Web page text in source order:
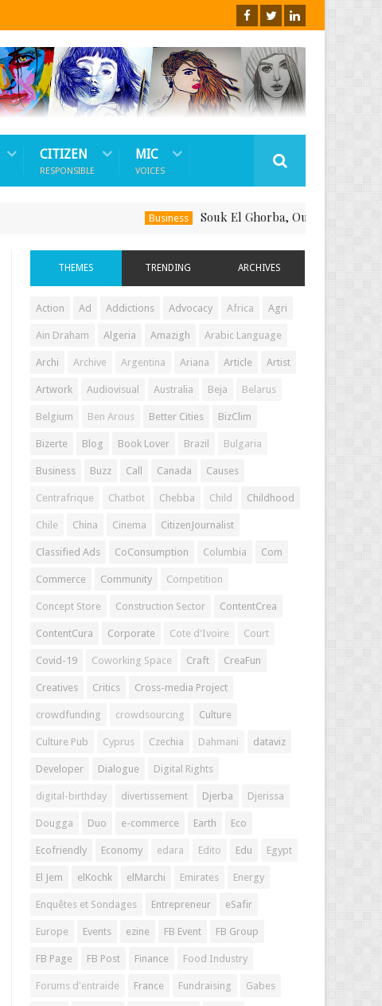
CITIZEN
RESPONSIBLE
MIC
VOICES
Souk El Ghorba, Ou Comment Soutenir
THEMES TRENDING ARCHIVES
Action Ad Addictions Advocacy Africa Agri
Ain Draham Algeria Amazigh Arabic Language
Archi Archive Argentina Ariana Article Artist
Artwork Audiovisual Australia Beja Belarus
Belgium Ben Arous Better Cities BizClim
Bizerte Blog Book Lover Brazil Bulgaria
Business Buzz Call Canada Causes
Centrafrique Chatbot Chebba Child Childhood
Chile China Cinema CitizenJournalist
Classified Ads CoConsumption Columbia Com
Commerce Community Competition
Concept Store Construction Sector ContentCrea
ContentCura Corporate Cote d'Ivoire Court
Covid-19 Coworking Space Craft CreaFun
Creatives Critics Cross-media Project
crowdfunding crowdsourcing Culture
Culture Pub Cyprus Czechia Dahmani dataviz
Developer Dialogue Digital Rights
digital-birthday divertissement Djerba Djerissa
Dougga Duo e-commerce Earth Eco
Ecofriendly Economy edara Edito Edu Egypt
El Jem elKochk elMarchi Emirates Energy
Enquêtes et Sondages Entrepreneur eSafir
Europe Events ezine FB Event FB Group
FB Page FB Post Finance Food Industry
Forums d'entraide France Fundraising Gabes